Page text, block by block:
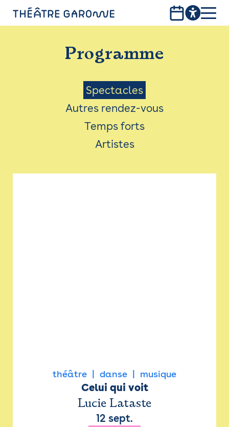
PROGRAMME
INFOS PRATIQUES
AVEC LES PUBLICS
ACCESSIBILITÉ
LES PRODUCTIONS
Programme
Menu
Saison
Spectacles
Autres rendez-vous
Temps forts
Artistes
théâtre danse musique
Celui qui voit
Lucie Lataste
12 sept.